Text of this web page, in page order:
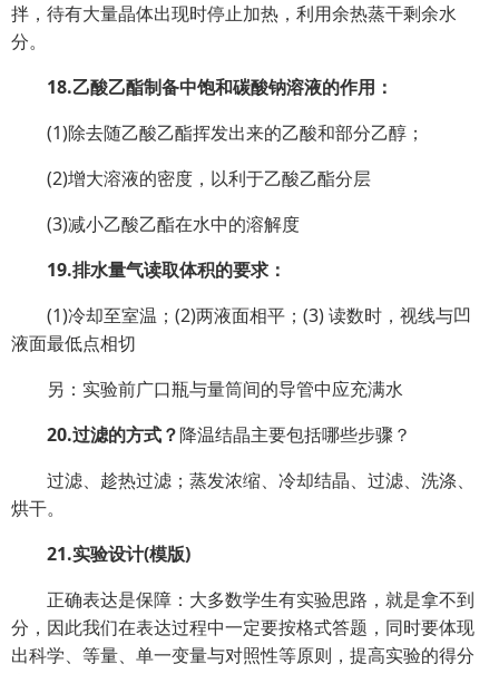
拌，待有大量晶体出现时停止加热，利用余热蒸干剩余水
分。
18.乙酸乙酯制备中饱和碳酸钠溶液的作用：
(1)除去随乙酸乙酯挥发出来的乙酸和部分乙醇；
(2)增大溶液的密度，以利于乙酸乙酯分层
(3)减小乙酸乙酯在水中的溶解度
19.排水量气读取体积的要求：
(1)冷却至室温；(2)两液面相平；(3) 读数时，视线与凹
液面最低点相切
另：实验前广口瓶与量筒间的导管中应充满水
20.过滤的方式？降温结晶主要包括哪些步骤？
过滤、趁热过滤；蒸发浓缩、冷却结晶、过滤、洗涤、
烘干。
21.实验设计(模版)
正确表达是保障：大多数学生有实验思路，就是拿不到
分，因此我们在表达过程中一定要按格式答题，同时要体现
出科学、等量、单一变量与对照性等原则，提高实验的得分